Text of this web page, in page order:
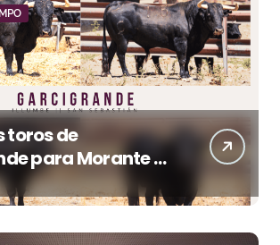
toros de
para Morante y
en Illumbe
desde el